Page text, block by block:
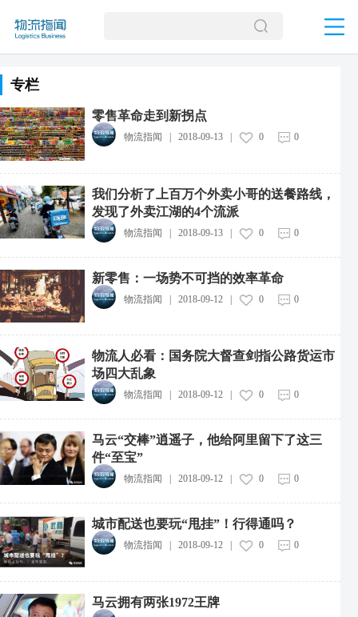
专栏
零售革命走到新拐点
物流指闻 2018-09-13| 0 0
我们分析了上百万个外卖小哥的送餐路线，
发现了外卖江湖的4个流派
物流指闻 | 2018-09-13| 0 0
新零售：一场势不可挡的效率革命
物流指闻 | 2018-09-12| 0 0
物流人必看：国务院大督查剑指公路货运市
场四大乱象
物流指闻 2018-09-12| 0 0
马云“交棒”逍遥子，他给阿里留下了这三
件“至宝”
物流指闻 2018-09-12| 0 0
城市配送也要玩“甩挂”！行得通吗？
物流指闻 2018-09-12| 0 0
马云拥有两张1972王牌